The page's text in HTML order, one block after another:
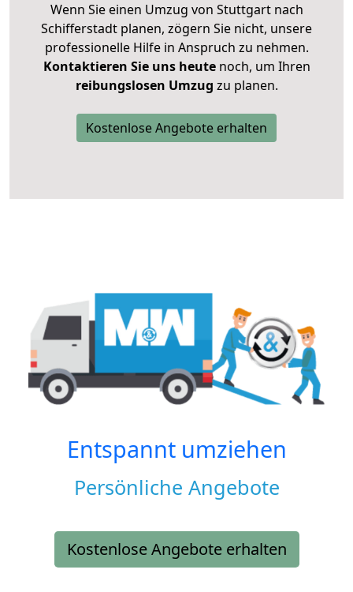
Wenn Sie einen Umzug von Stuttgart nach
Schifferstadt planen, zögern Sie nicht, unsere
professionelle Hilfe in Anspruch zu nehmen.
Kontaktieren Sie uns heutenoch, um Ihren
reibungslosen Umzug zu planen.
Kostenlose Angebote erhalten
Entspannt umziehen
Persönliche Angebote
Kostenlose Angebote erhalten